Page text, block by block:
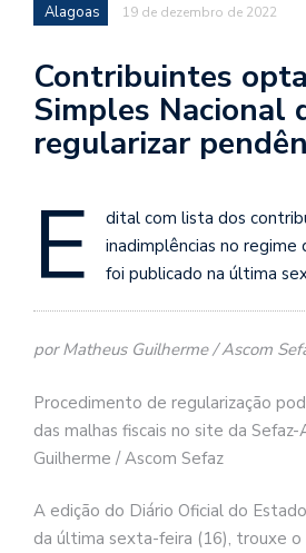
Alagoas 19 de dezembro de 2022
Contribuintes
Simples Nacional
regularizar
E
dital com lista dos
inadimplências no regime
foi publicado na última
por Matheus Guilherme / Ascom
Procedimento de regularização
das malhas fiscais no site da
Guilherme / Ascom Sefaz
A edição do Diário Oficial do
da última sexta-feira (16), trouxe